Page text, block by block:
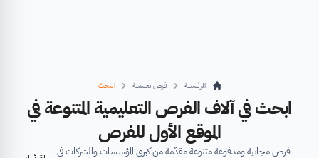
الرئيسية فرص تعليمية البحث
ابحث في آلاف الفرص التعليمية المتنوعة في
الموقع الأول للفرص
فرص مجانية ومدفوعة متنوعة مقدّمة من كبرى المؤسسات والشركات في